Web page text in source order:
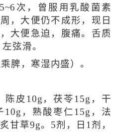
次，曾服用乳酸菌素
，大便仍不成形，现日
大便急迫，腹痛。舌质
弦滑。
脾，寒湿内盛）。
陈皮10g，茯苓15g，干
10g，熟酸枣仁15g，法
甘草9g。5剂，日1剂，